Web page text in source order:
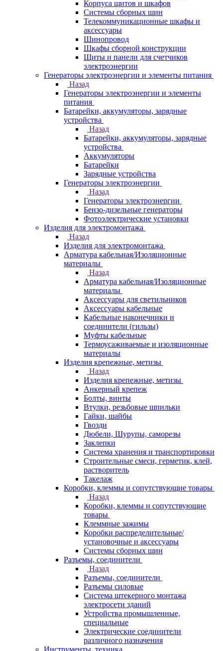
Корпуса щитов и шкафов
Системы сборных шин
Телекоммуникационные шкафы и
аксессуары
Шинопровод
Шкафы сборной конструкции
Щиты и панели для счетчиков
электроэнергии
Генераторы электроэнергии и элементы питания
Назад
Генераторы электроэнергии и элементы
питания
Батарейки, аккумуляторы, зарядные
устройства
Назад
Батарейки, аккумуляторы, зарядные
устройства
Аккумуляторы
Батарейки
Зарядные устройства
Генераторы электроэнергии
Назад
Генераторы электроэнергии
Бензо-дизельные генераторы
Фотоэлектрические установки
Изделия для электромонтажа
Назад
Изделия для электромонтажа
Арматура кабельная/Изоляционные
материалы
Назад
Арматура кабельная/Изоляционные
материалы
Аксессуары для светильников
Аксессуары кабельные
Кабельные наконечники и
соединители (гильзы)
Муфты кабельные
Термоусаживаемые и изоляционные
материалы
Изделия крепежные, метизы
Назад
Изделия крепежные, метизы
Анкерный крепеж
Болты, винты
Втулки, резьбовые шпильки
Гайки, шайбы
Гвозди
Дюбели, Шурупы, саморезы
Заклепки
Система хранения и транспортировки
Строительные смеси, герметик, клей,
растворитель
Такелаж
Коробки, клеммы и сопутствующие товары
Назад
Коробки, клеммы и сопутствующие
товары
Клеммные зажимы
Коробки распределительные/
установочные и аксессуары
Системы сборных шин
Разъемы, соединители
Назад
Разъемы, соединители
Разъемы силовые
Система штекерного монтажа
электросети зданий
Устройства промышленные,
специальные
Электрические соединители
различного назначения
Инструменты, техника